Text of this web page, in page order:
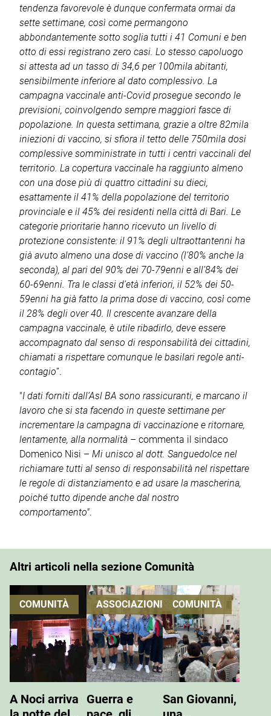
tendenza favorevole è dunque confermata ormai da
sette settimane, così come permangono
abbondantemente sotto soglia tutti i 41 Comuni e ben
otto di essi registrano zero casi. Lo stesso capoluogo
si attesta ad un tasso di 34,6 per 100mila abitanti,
sensibilmente inferiore al dato complessivo. La
campagna vaccinale anti-Covid prosegue secondo le
previsioni, coinvolgendo sempre maggiori fasce di
popolazione. In questa settimana, grazie a oltre 82mila
iniezioni di vaccino, si sfiora il tetto delle 750mila dosi
complessive somministrate in tutti i centri vaccinali del
territorio. La copertura vaccinale ha raggiunto almeno
con una dose più di quattro cittadini su dieci,
esattamente il 41% della popolazione del territorio
provinciale e il 45% dei residenti nella città di Bari. Le
categorie prioritarie hanno ricevuto un livello di
protezione consistente: il 91% degli ultraottantenni ha
già avuto almeno una dose di vaccino (l’80% anche la
seconda), al pari del 90% dei 70-79enni e all’84% dei
60-69enni. Tra le classi d’età inferiori, il 52% dei 50-
59enni ha già fatto la prima dose di vaccino, così come
il 28% degli over 40. Il crescente avanzare della
campagna vaccinale, è utile ribadirlo, deve essere
accompagnato dal senso di responsabilità dei cittadini,
chiamati a rispettare comunque le basilari regole anti-
contagio”.
"I dati forniti dall’Asl BA sono rassicuranti, e marcano il
lavoro che si sta facendo in queste settimane per
incrementare la campagna di vaccinazione e ritornare,
lentamente, alla normalità – commenta il sindaco
Domenico Nisi – Mi unisco al dott. Sanguedolce nel
richiamare tutti al senso di responsabilità nel rispettare
le regole di distanziamento e ad usare la mascherina,
poiché tutto dipende anche dal nostro
comportamento".
Altri articoli nella sezione Comunità
COMUNITÀ
A Noci arriva
ASSOCIAZIONI
Guerra e
COMUNITÀ
San Giovanni,